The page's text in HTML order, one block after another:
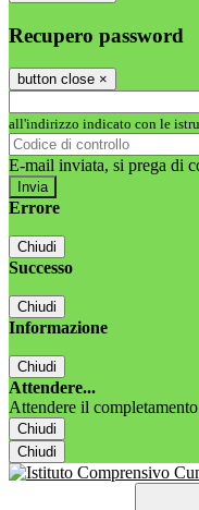
Recupero password
button close ×
all'indirizzo indicato con le
E-mail inviata, si prega di
Errore
Chiudi
Successo
Chiudi
Informazione
Chiudi
Attendere...
Attendere il
Chiudi
Chiudi